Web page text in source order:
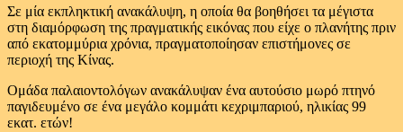
Σε μία εκπληκτική ανακάλυψη, η οποία θα βοηθήσει τα μέγιστα
στη διαμόρφωση της πραγματικής εικόνας που είχε ο πλανήτης πριν
από εκατομμύρια χρόνια, πραγματοποίησαν επιστήμονες σε
περιοχή της Κίνας.
Ομάδα παλαιοντολόγων ανακάλυψαν ένα αυτούσιο μωρό πτηνό
παγιδευμένο σε ένα μεγάλο κομμάτι κεχριμπαριού, ηλικίας 99
εκατ. ετών!